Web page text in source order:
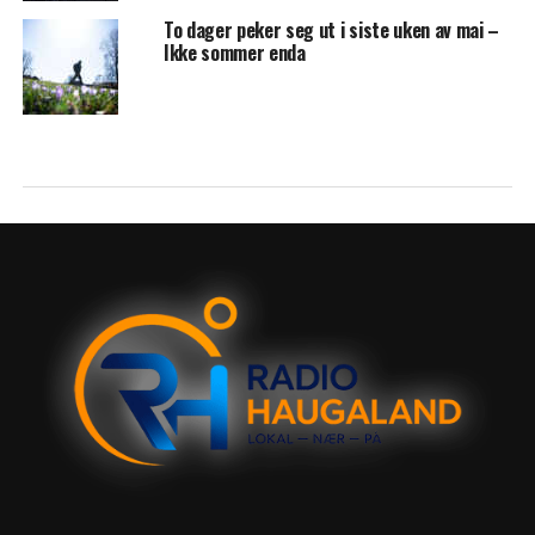
To dager peker seg ut i siste uken av mai –
Ikke sommer enda